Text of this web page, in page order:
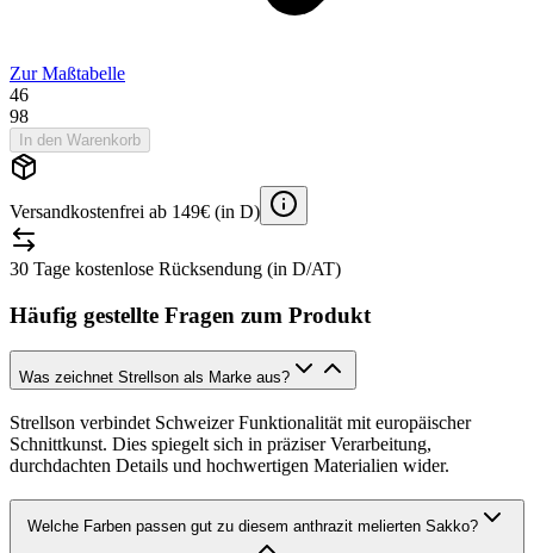
Zur Maßtabelle
46
98
In den Warenkorb
Versandkostenfrei ab 149€ (in D)
30 Tage kostenlose Rücksendung (in D/AT)
Häufig gestellte Fragen zum Produkt
Was zeichnet Strellson als Marke aus?
Strellson verbindet Schweizer Funktionalität mit europäischer
Schnittkunst. Dies spiegelt sich in präziser Verarbeitung,
durchdachten Details und hochwertigen Materialien wider.
Welche Farben passen gut zu diesem anthrazit melierten Sakko?